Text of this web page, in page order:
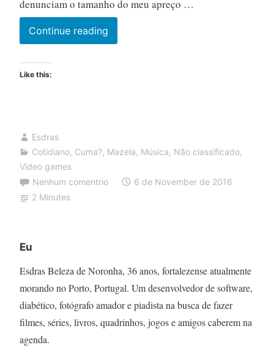
denunciam o tamanho do meu apreço …
Continue readingMemória
afetiva,
ficar
Like this:
Esdras
Cotidiano, Cuma?, Mazela, Música, Não classificado,
Video games
Nenhum comentrio
6 de November de 2016
2 Minutes
Eu
Esdras Beleza de Noronha, 36 anos, fortalezense atualmente
morando no Porto, Portugal. Um desenvolvedor de software,
diabético, fotógrafo amador e piadista na busca de fazer
filmes, séries, livros, quadrinhos, jogos e amigos caberem na
agenda.